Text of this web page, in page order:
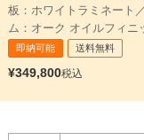
板：ホワイトラミネート
ム：オーク オイルフィニ
即納可能 送料無料
¥349,800税込